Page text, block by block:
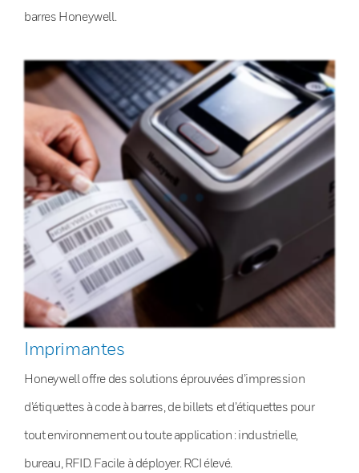
barres Honeywell.
Imprimantes
Honeywell offre des solutions éprouvées d’impression
d’étiquettes à code à barres, de billets et d’étiquettes pour
tout environnement ou toute application : industrielle,
bureau, RFID. Facile à déployer. RCI élevé.